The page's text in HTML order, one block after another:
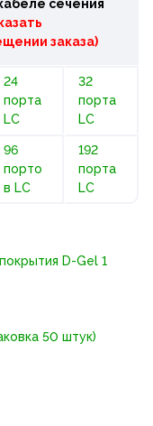
сечения
заказа)
24
порта
LC
32
порта
LC
96
порто
в LC
192
порта
LC
D-Gel 1
50 штук)